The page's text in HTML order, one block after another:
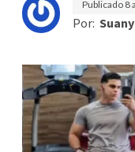
Publicado 8
Por: